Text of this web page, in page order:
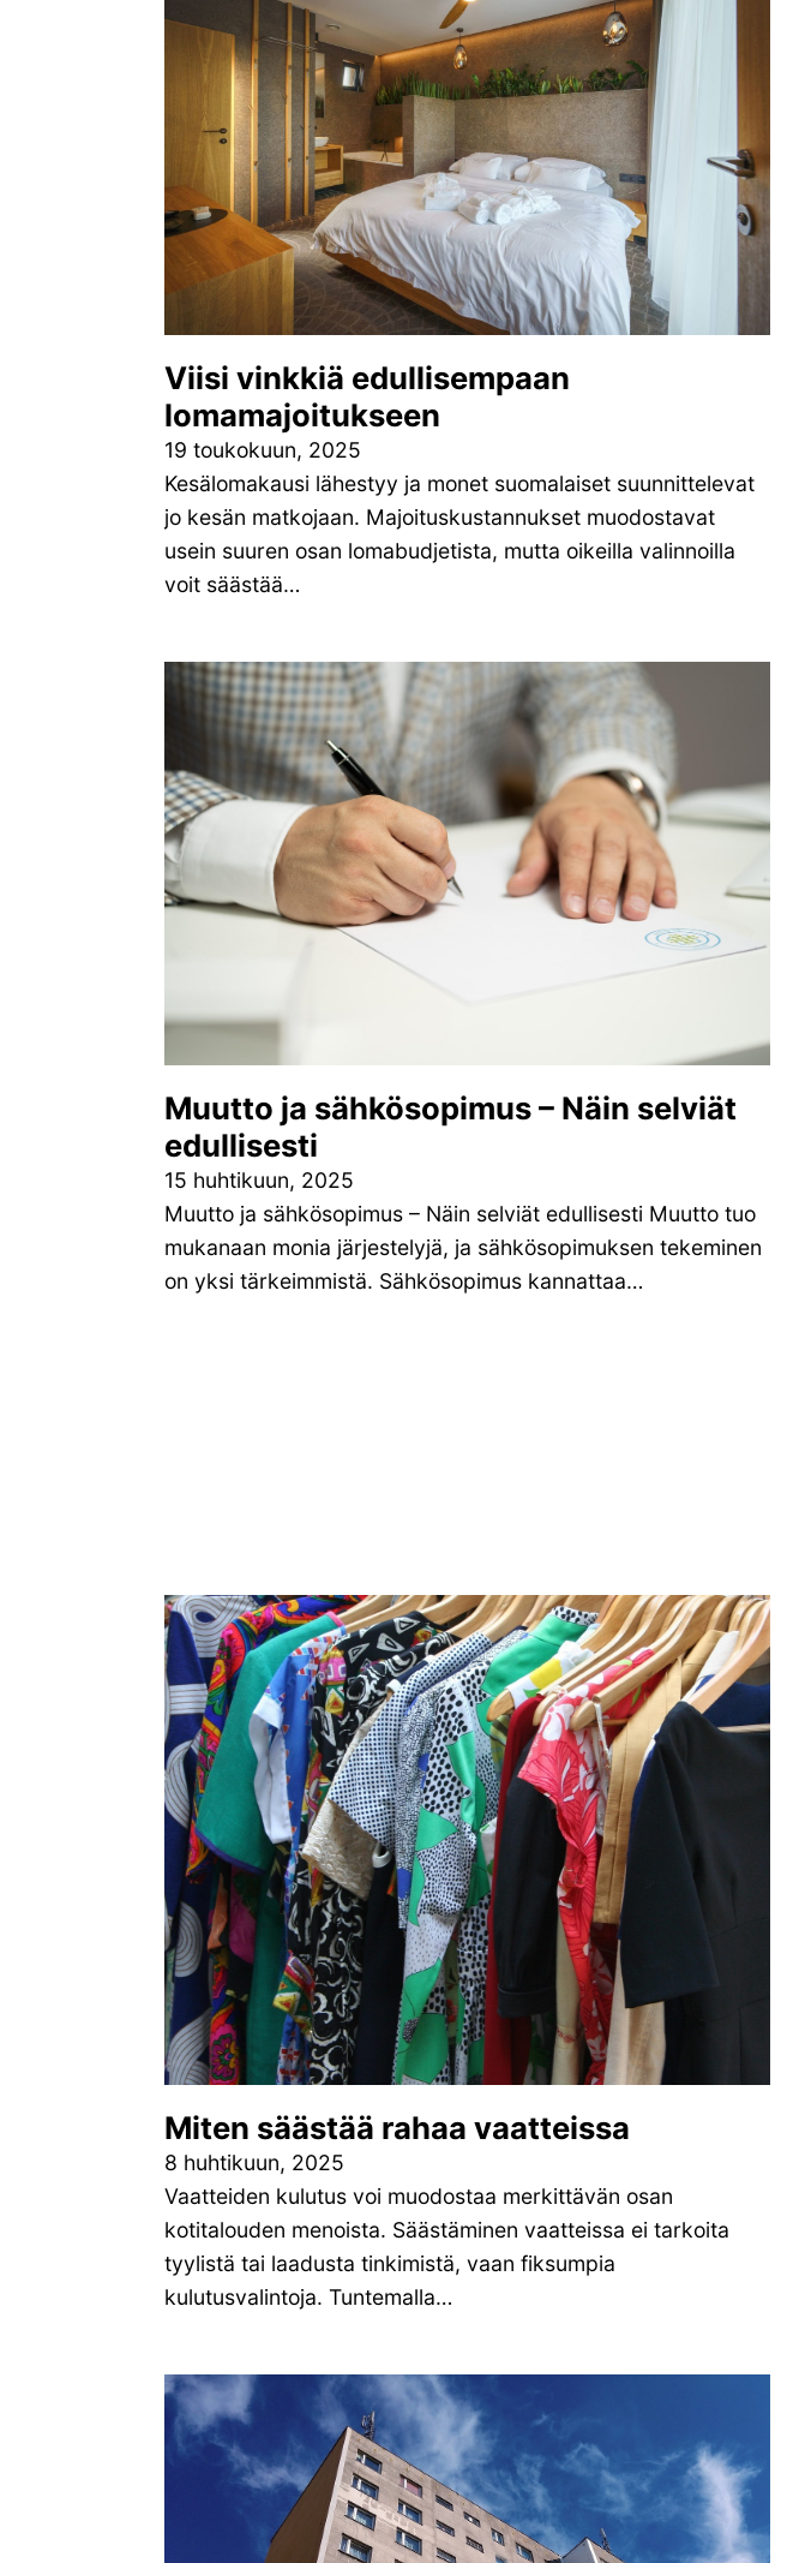
Viisi vinkkiä edullisempaan
lomamajoitukseen
19 toukokuun, 2025
Kesälomakausi lähestyy ja monet suomalaiset suunnittelevat
jo kesän matkojaan. Majoituskustannukset muodostavat
usein suuren osan lomabudjetista, mutta oikeilla valinnoilla
voit säästää…
Muutto ja sähkösopimus – Näin selviät
edullisesti
15 huhtikuun, 2025
Muutto ja sähkösopimus – Näin selviät edullisesti Muutto tuo
mukanaan monia järjestelyjä, ja sähkösopimuksen tekeminen
on yksi tärkeimmistä. Sähkösopimus kannattaa…
Miten säästää rahaa vaatteissa
8 huhtikuun, 2025
Vaatteiden kulutus voi muodostaa merkittävän osan
kotitalouden menoista. Säästäminen vaatteissa ei tarkoita
tyylistä tai laadusta tinkimistä, vaan fiksumpia
kulutusvalintoja. Tuntemalla…